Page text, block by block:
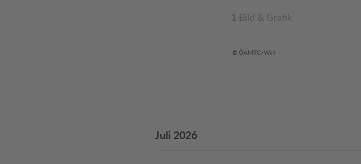
1 Bild & Grafik
© ÖAMTC/Wirl
Juli 2026